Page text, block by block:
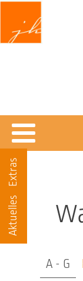
Aktuelles
Extras
A - G